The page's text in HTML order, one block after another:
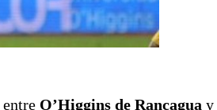
O’Higgins de Rancagua y